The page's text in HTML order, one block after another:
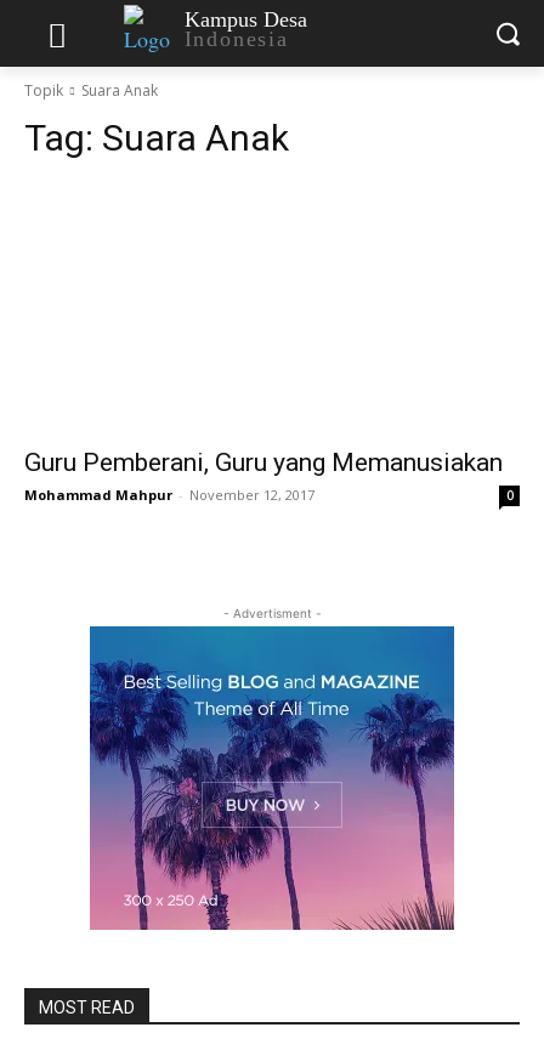
Kampus Desa
Indonesia
Topik Suara Anak
Tag: Suara Anak
Guru Pemberani, Guru yang Memanusiakan
Mohammad Mahpur - November 12, 2017 0
- Advertisment -
MOST READ